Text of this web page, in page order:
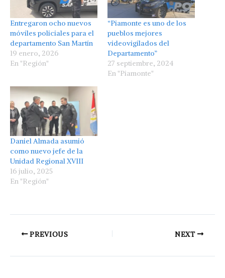
Entregaron ocho nuevos
móviles policiales para el
departamento San Martín
19 enero, 2026
En "Región"
“Piamonte es uno de los
pueblos mejores
videovigilados del
Departamento”
27 septiembre, 2024
En "Piamonte"
Daniel Almada asumió
como nuevo jefe de la
Unidad Regional XVIII
16 julio, 2025
En "Región"
PREVIOUS NEXT